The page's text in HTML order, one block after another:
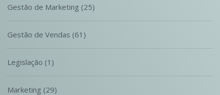
Gestão de Marketing (25)
Gestão de Vendas (61)
Legislação (1)
Marketing (29)